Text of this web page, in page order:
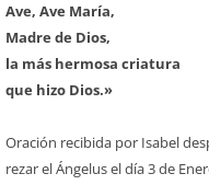
Ave, Ave María,
Madre de Dios,
la más hermosa criatura
que hizo Dios.»
Oración recibida por Isabel
rezar el Ángelus el día 3 de